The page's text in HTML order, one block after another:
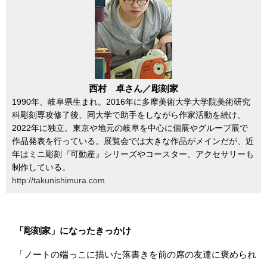
西村 卓さん／彫刻家
1990年、岐阜県生まれ。2016年に多摩美術大学大学院美術研究
科彫刻専攻修了後、同大学で助手をしながら作家活動を続け、
2022年に独立。東京や地元の岐阜を中心に個展やグループ展で
作品発表を行っている。展覧会では大きな作品がメインだが、近
年はミニ彫刻『可動産』シリーズやコースター、アクセサリーも
制作している。
http://takunishimura.com
「彫刻家」になったきっかけ
「ノートの端っこに描いた落書きを前の席の友達に褒められ